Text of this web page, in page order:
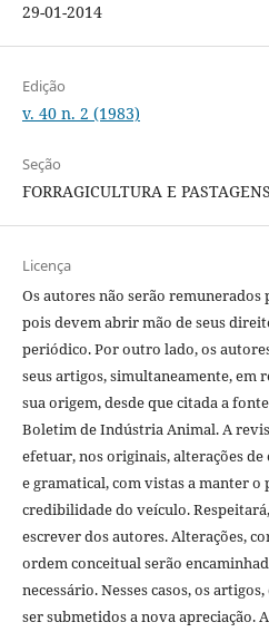
29-01-2014
Edição
v. 40 n. 2 (1983)
Seção
FORRAGICULTURA E PASTAGENS
Licença
Os autores não serão
pois devem abrir mão de seus
periódico. Por outro lado, os
seus artigos, simultaneamente, em
sua origem, desde que citada a
Boletim de Indústria Animal. A
efetuar, nos originais, alterações
e gramatical, com vistas a manter o
credibilidade do veículo.
escrever dos autores. Alterações,
ordem conceitual serão
necessário. Nesses casos, os
ser submetidos a nova apreciação.